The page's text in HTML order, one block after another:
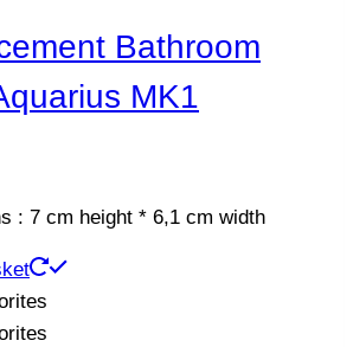
Bathroom
MK1
: 7 cm height * 6,1 cm width